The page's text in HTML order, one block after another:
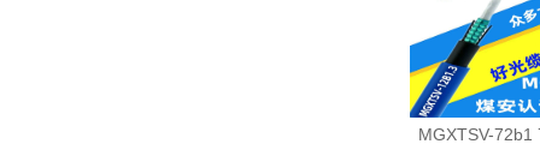
MGXTSV-72b1